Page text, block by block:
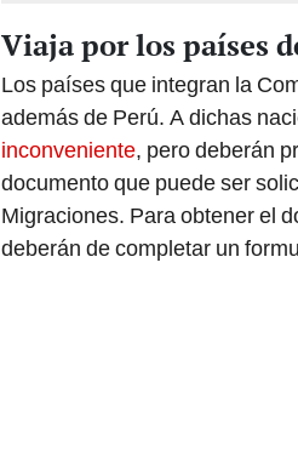
Viaja por los países
Los países que integran la
además de Perú. A dichas
inconveniente, pero deberán
documento que puede ser
Migraciones. Para obtener el
deberán de completar un